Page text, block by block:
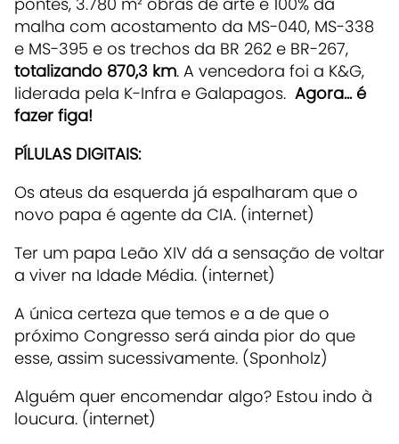
malha com acostamento da MS-040, MS-338
e MS-395 e os trechos da BR 262 e BR-267,
totalizando 870,3 km. A vencedora foi a K&G,
liderada pela K-Infra e Galapagos. Agora... é
fazer figa!
PÍLULAS DIGITAIS:
Os ateus da esquerda já espalharam que o
novo papa é agente da CIA. (internet)
Ter um papa Leão XIV dá a sensação de voltar
a viver na Idade Média. (internet)
A única certeza que temos e a de que o
próximo Congresso será ainda pior do que
esse, assim sucessivamente. (Sponholz)
Alguém quer encomendar algo? Estou indo à
loucura. (internet)